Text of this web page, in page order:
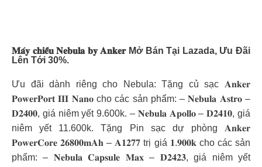
𝐌𝐚́𝐲 𝐜𝐡𝐢𝐞̂́𝐮 𝐍𝐞𝐛𝐮𝐥𝐚 𝐛𝐲 𝐀𝐧𝐤𝐞𝐫 Mở Bán Tại Lazada, Ưu Đãi
Lên Tới 30%.
Ưu đãi dành riêng cho Nebula: Tặng củ sạc 𝐀𝐧𝐤𝐞𝐫
𝐏𝐨𝐰𝐞𝐫𝐏𝐨𝐫𝐭 𝐈𝐈𝐈 𝐍𝐚𝐧𝐨 cho các sản phẩm: – 𝐍𝐞𝐛𝐮𝐥𝐚 𝐀𝐬𝐭𝐫𝐨 –
𝐃𝟐𝟒𝟎𝟎, giá niêm yết 9.600k. – 𝐍𝐞𝐛𝐮𝐥𝐚 𝐀𝐩𝐨𝐥𝐥𝐨 – 𝐃𝟐𝟒𝟏𝟎, giá
niêm yết 11.600k. Tặng Pin sạc dự phòng 𝐀𝐧𝐤𝐞𝐫
𝐏𝐨𝐰𝐞𝐫𝐂𝐨𝐫𝐞 𝟐𝟔𝟖𝟎𝟎𝐦𝐀𝐡 – 𝐀𝟏𝟐𝟕𝟕 trị giá 𝟏.𝟗𝟎𝟎𝐤 cho các sản
phẩm: – 𝐍𝐞𝐛𝐮𝐥𝐚 𝐂𝐚𝐩𝐬𝐮𝐥𝐞 𝐌𝐚𝐱 – 𝐃𝟐𝟒𝟐𝟑, giá niêm yết